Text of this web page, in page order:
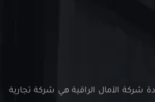
شركة الآمال الراقية هي شركة تجارية